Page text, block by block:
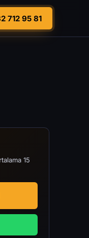
712 95 81
15